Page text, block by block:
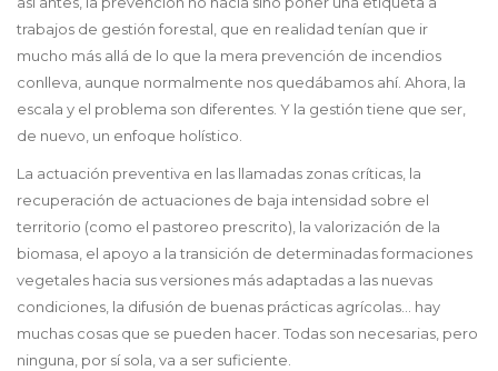
trabajos de gestión forestal, que en realidad tenían que ir
mucho más allá de lo que la mera prevención de incendios
conlleva, aunque normalmente nos quedábamos ahí. Ahora, la
escala y el problema son diferentes. Y la gestión tiene que ser,
de nuevo, un enfoque holístico.
La actuación preventiva en las llamadas zonas críticas, la
recuperación de actuaciones de baja intensidad sobre el
territorio (como el pastoreo prescrito), la valorización de la
biomasa, el apoyo a la transición de determinadas formaciones
vegetales hacia sus versiones más adaptadas a las nuevas
condiciones, la difusión de buenas prácticas agrícolas… hay
muchas cosas que se pueden hacer. Todas son necesarias, pero
ninguna, por sí sola, va a ser suficiente.